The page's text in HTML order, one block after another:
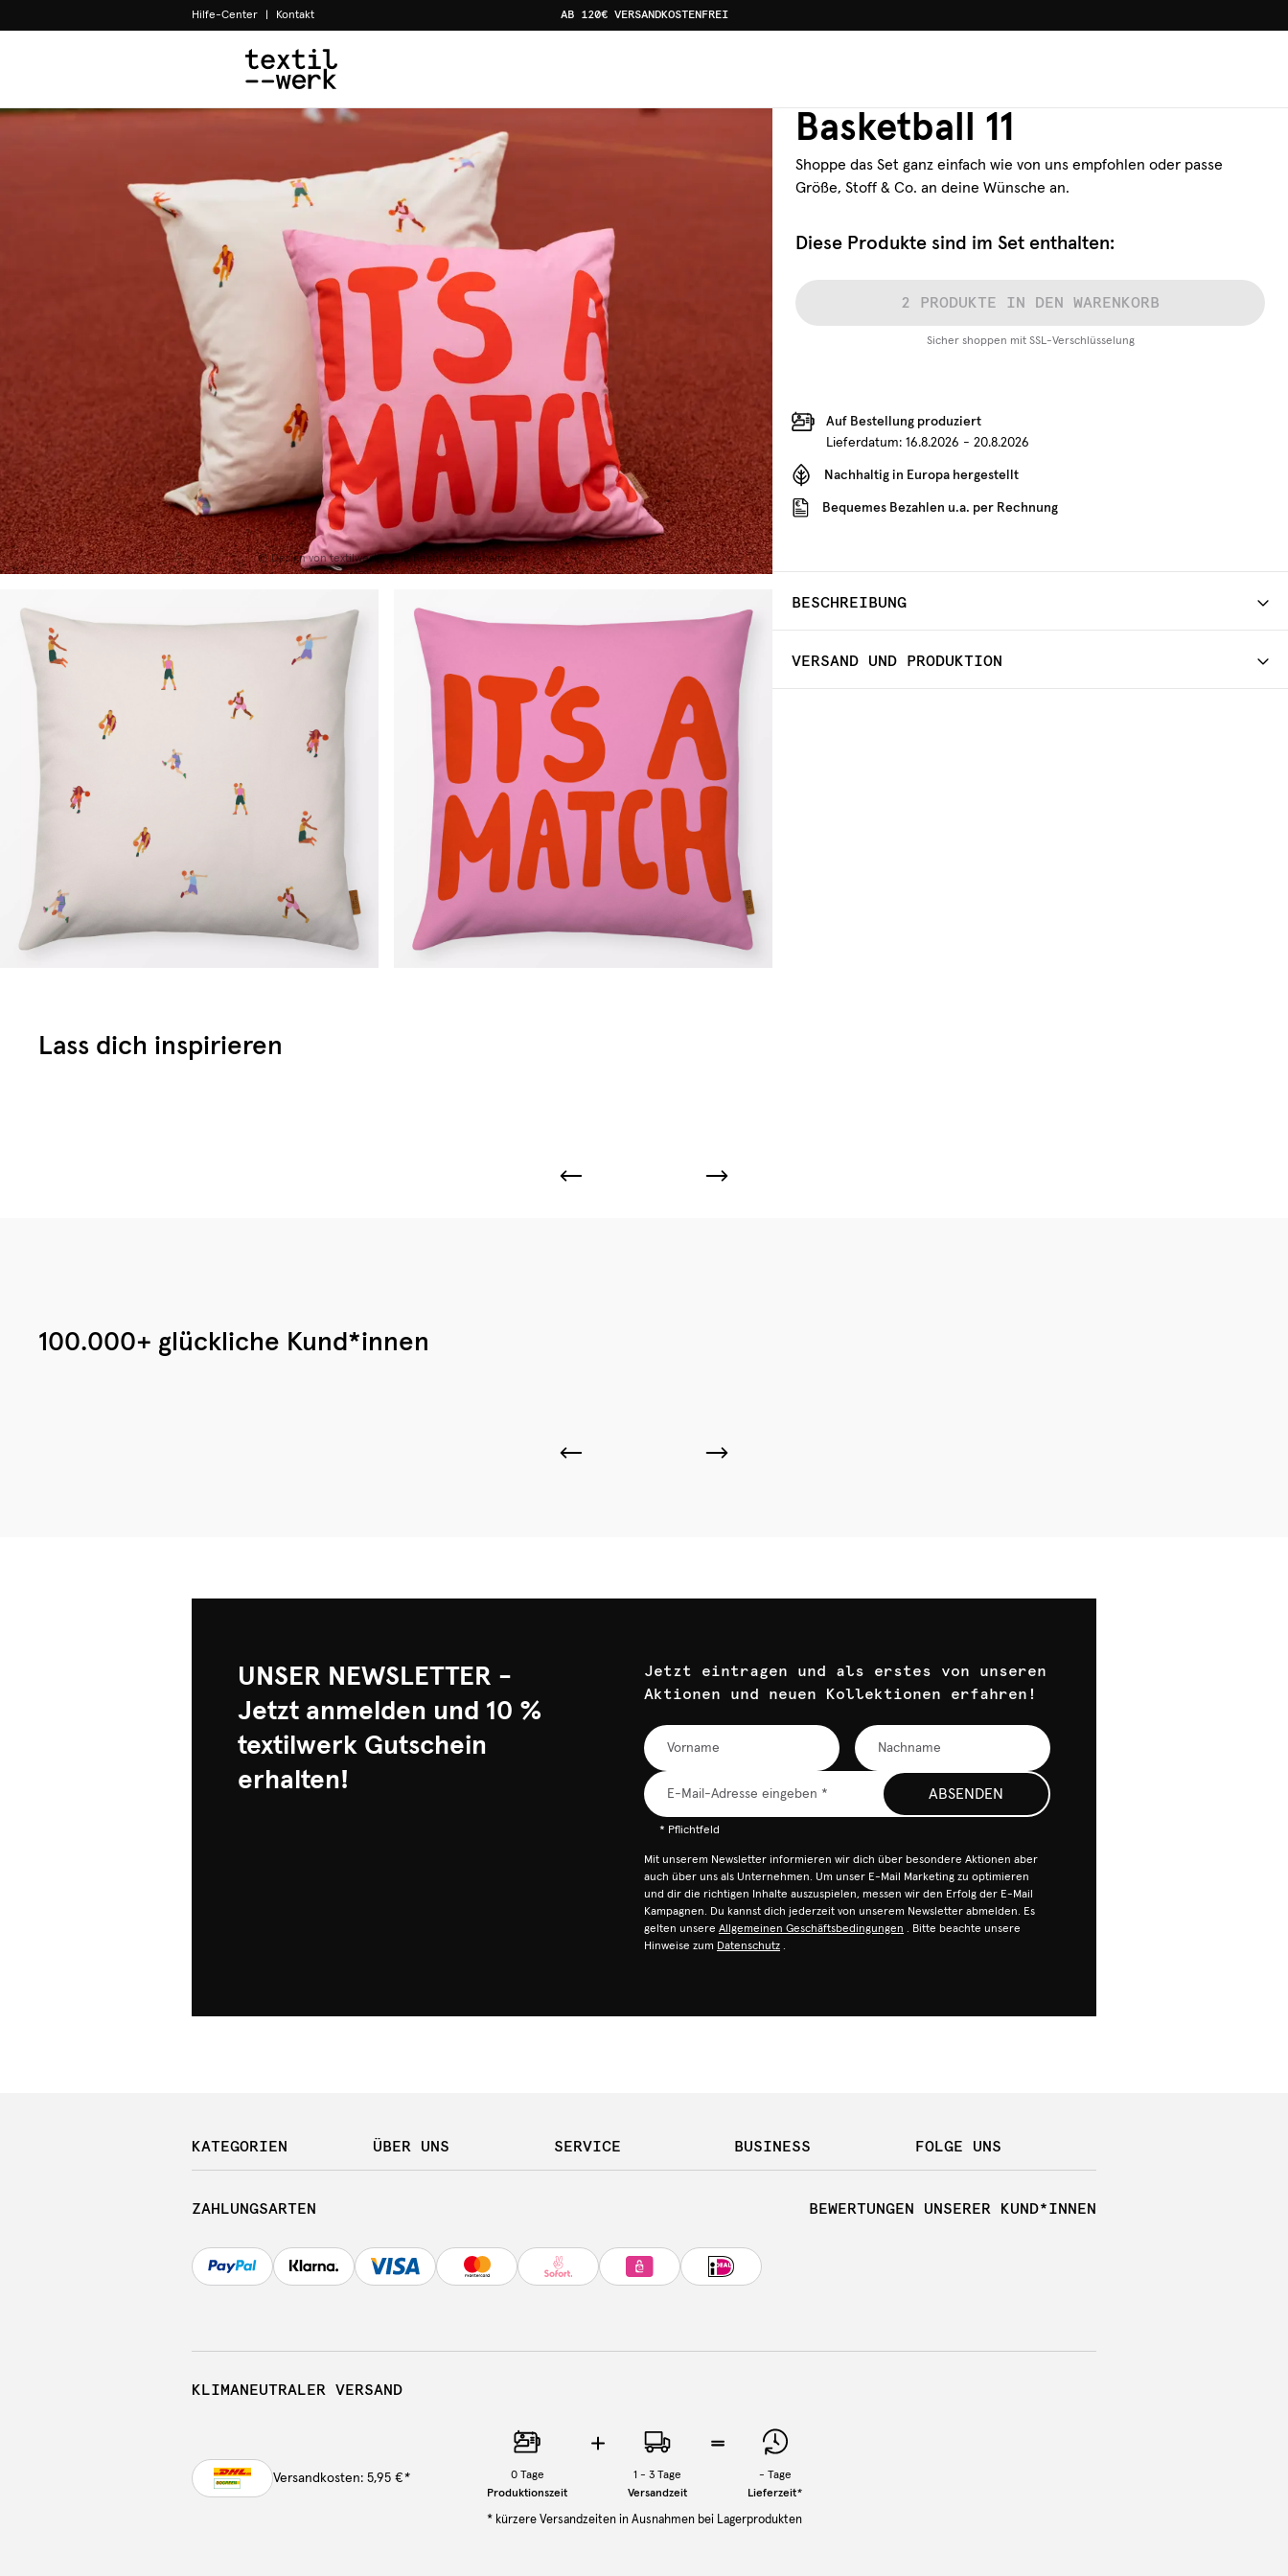
Hilfe-Center Kontakt AB 120€ VERSANDKOSTENFREI
Home Shop the Look Basketball 11
©Design von textilwerk - Alle Rechte vorbehalten
Basketball 11
Shoppe das Set ganz einfach wie von uns empfohlen oder passe
Größe, Stoff & Co. an deine Wünsche an.
Diese Produkte sind im Set enthalten:
2 PRODUKTE IN DEN WARENKORB
Sicher shoppen mit SSL-Verschlüsselung
Auf Bestellung produziert
Lieferdatum:16.8.2026 - 20.8.2026
Nachhaltig in Europa hergestellt
Bequemes Bezahlen u.a. per Rechnung
BESCHREIBUNG
VERSAND UND PRODUKTION
Lass dich inspirieren
100.000+ glückliche Kund*innen
UNSER NEWSLETTER -
Jetzt anmelden und 10 %
textilwerk Gutschein
erhalten!
Jetzt eintragen und als erstes von unseren
Aktionen und neuen Kollektionen erfahren!
ABSENDEN
* Pflichtfeld
Mit unserem Newsletter informieren wir dich über besondere Aktionen aber
auch über uns als Unternehmen. Um unser E-Mail Marketing zu optimieren
und dir die richtigen Inhalte auszuspielen, messen wir den Erfolg der E-Mail
Kampagnen. Du kannst dich jederzeit von unserem Newsletter abmelden. Es
gelten unsere Allgemeinen Geschäftsbedingungen . Bitte beachte unsere
Hinweise zum Datenschutz .
KATEGORIEN ÜBER UNS SERVICE BUSINESS FOLGE UNS
ZAHLUNGSARTEN BEWERTUNGEN UNSERER KUND*INNEN
KLIMANEUTRALER VERSAND
Versandkosten: 5,95 €* 0Tage
Produktionszeit
1 - 3 Tage
Versandzeit
- Tage
Lieferzeit*
* kürzere Versandzeiten in Ausnahmen bei Lagerprodukten